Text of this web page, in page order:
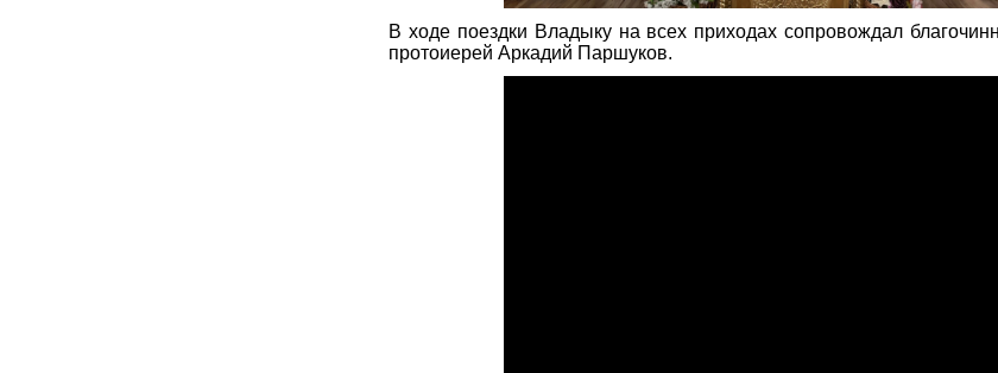
В ходе поездки Владыку на всех приходах сопровождал
протоиерей Аркадий Паршуков.